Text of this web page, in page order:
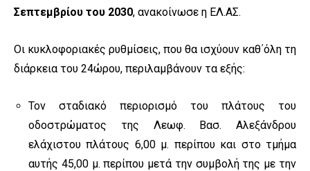
Σεπτεμβρίου του 2030, ανακοίνωσε η ΕΛ.ΑΣ.
Οι κυκλοφοριακές ρυθμίσεις, που θα ισχύουν καθ΄όλη τη
διάρκεια του 24ώρου, περιλαμβάνουν τα εξής:
Τον σταδιακό περιορισμό του πλάτους του
οδοστρώματος της Λεωφ. Βασ. Αλεξάνδρου
ελάχιστου πλάτους 6,00 μ. περίπου και στο τμήμα
αυτής 45,00 μ. περίπου μετά την συμβολή της με την